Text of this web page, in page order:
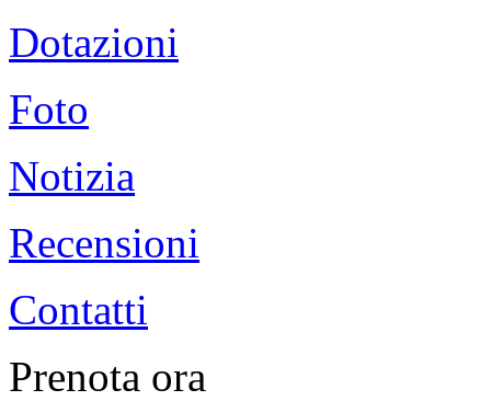
Dotazioni
Foto
Notizia
Recensioni
Contatti
Prenota ora